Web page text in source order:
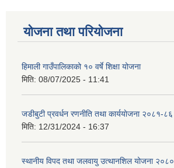
योजना तथा परियोजना
हिमाली गाउँपालिकाको १० वर्षे शिक्षा योजना
मिति: 08/07/2025 - 11:41
जडीबुटी प्रवर्धन रणनीति तथा कार्ययाेजना २०८१-८६
मिति: 12/31/2024 - 16:37
स्थानीय विपद तथा जलवायु उत्थानशिल योजना २०८०